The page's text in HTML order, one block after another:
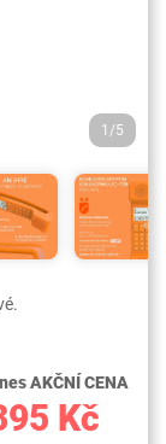
1/5
AKČNÍ CENA
Kč